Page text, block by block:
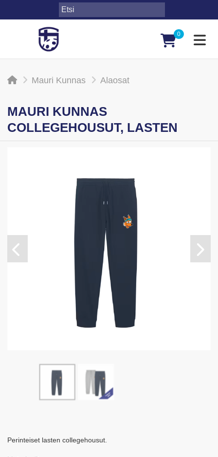
0
Mauri Kunnas Alaosat
MAURI KUNNAS
COLLEGEHOUSUT, LASTEN
Perinteiset lasten collegehousut.